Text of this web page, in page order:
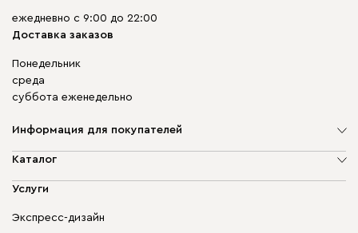
ежедневно с 9:00 до 22:00
Доставка заказов
Понедельник
среда
суббота еженедельно
Информация для покупателей
О компании
Доставка и оплата
диван.клуб
Каталог
Мягкая мебель
Бескаркасная мебель
Услуги
Экспресс-дизайн